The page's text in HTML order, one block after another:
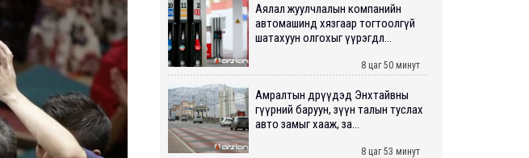
Аялал жуулчлалын компанийн
автомашинд хязгаар тогтоолгүй
шатахуун олгохыг үүрэгдл...
8 цаг 50 минут
Амралтын өдрүүдэд Энхтайвны
гүүрний баруун, зүүн талын туслах
авто замыг хааж, за...
8 цаг 53 минут